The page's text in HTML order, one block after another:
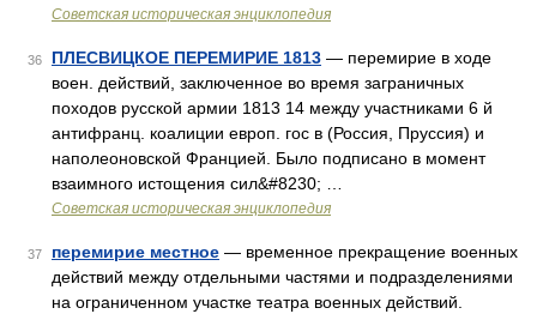
Советская историческая энциклопедия
36 ПЛЕСВИЦКОЕ ПЕРЕМИРИЕ 1813 — перемирие в ходе
воен. действий, заключенное во время заграничных
походов русской армии 1813 14 между участниками 6 й
антифранц. коалиции европ. гос в (Россия, Пруссия) и
наполеоновской Францией. Было подписано в момент
взаимного истощения сил&#8230; …
Советская историческая энциклопедия
37 перемирие местное — временное прекращение военных
действий между отдельными частями и подразделениями
на ограниченном участке театра военных действий.